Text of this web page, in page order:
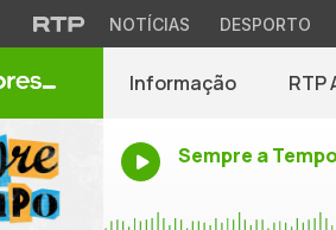
NOTÍCIAS DESPORTO
Informação RTP
Sempre a